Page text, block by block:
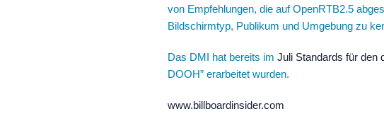
von Empfehlungen, die auf OpenRTB2.5
Bildschirmtyp, Publikum und Umgebung zu
Das DMI hat bereits im Juli Standards für den
DOOH” erarbeitet wurden.
www.billboardinsider.com